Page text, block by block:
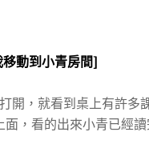
動到小青房間]
，就看到桌上有許多
面，看的出來小青已經讀